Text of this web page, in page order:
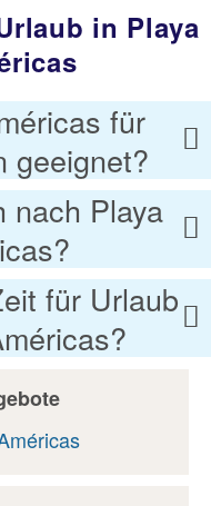
in Playa
für
geeignet?
nach Playa
für Urlaub